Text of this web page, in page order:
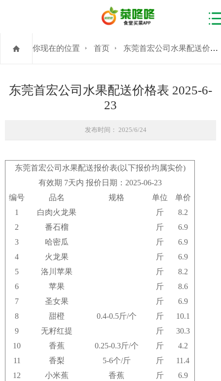
你现在的位置 首页 东莞首宏公司水果配送价格表 2025-6-23
东莞首宏公司水果配送价格表 2025-6-
23
发布时间： 2025/6/24
东莞首宏公司水果配送报价表(以下报价均属实价)
有效期 7天内 报价日期：2025-06-23
编号
品名 规格 单位
单价
1
白肉火龙果 斤
8.2
2
番石榴 斤
6.9
3
哈密瓜 斤
6.9
4
火龙果 斤
6.9
5
洛川苹果 斤
8.2
6
苹果 斤
8.6
7
圣女果 斤
6.9
8
甜橙 0.4-0.5斤/个 斤
10.1
9
无籽红提 斤
30.3
10
香蕉 0.25-0.3斤/个 斤
4.2
11
香梨 5-6个/斤 斤
11.4
12
小米蕉 香蕉 斤
6.9